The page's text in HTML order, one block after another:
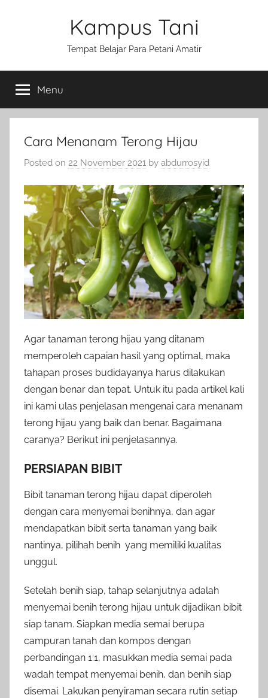
Kampus Tani
Tempat Belajar Para Petani Amatir
Menu
Cara Menanam Terong Hijau
Posted on 22 November 2021 by abdurrosyid
Agar tanaman terong hijau yang ditanam
memperoleh capaian hasil yang optimal, maka
tahapan proses budidayanya harus dilakukan
dengan benar dan tepat. Untuk itu pada artikel kali
ini kami ulas penjelasan mengenai cara menanam
terong hijau yang baik dan benar. Bagaimana
caranya? Berikut ini penjelasannya.
PERSIAPAN BIBIT
Bibit tanaman terong hijau dapat diperoleh
dengan cara menyemai benihnya, dan agar
mendapatkan bibit serta tanaman yang baik
nantinya, pilihah benih yang memiliki kualitas
unggul.
Setelah benih siap, tahap selanjutnya adalah
menyemai benih terong hijau untuk dijadikan bibit
siap tanam. Siapkan media semai berupa
campuran tanah dan kompos dengan
perbandingan 1:1, masukkan media semai pada
wadah tempat menyemai benih, dan benih siap
disemai. Lakukan penyiraman secara rutin setiap